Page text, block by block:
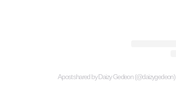
A post shared by Daizy Gedeon (@daizygedeon)